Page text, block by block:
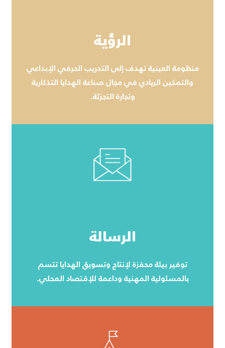
الرؤية
منظومة العينية تهدف إلى التدريب الحرفي الإبداعي
والتمكين الريادي في مجال صناعة الهدايا التذكارية
وتجارة التجزئة.
الرسالة
توفير بيئة محفزة لإنتاج وتسويق الهدايا تتسم
بالمسئولية المهنية وداعمة للإقتصاد المحلي.